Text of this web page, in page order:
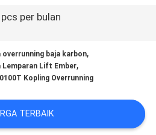
per bulan
overrunning baja karbon,
Lemparan Lift Ember,
Kopling Overrunning
TERBAIK